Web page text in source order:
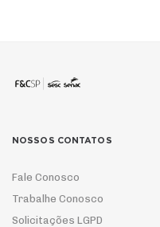
NOSSOS CONTATOS
Fale Conosco
Trabalhe Conosco
Solicitações LGPD